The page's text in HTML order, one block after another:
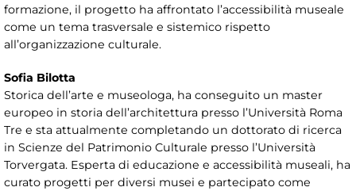
formazione, il progetto ha affrontato l’accessibilità museale
come un tema trasversale e sistemico rispetto
all’organizzazione culturale.
Sofia Bilotta
Storica dell’arte e museologa, ha conseguito un master
europeo in storia dell’architettura presso l’Università Roma
Tre e sta attualmente completando un dottorato di ricerca
in Scienze del Patrimonio Culturale presso l’Università
Torvergata. Esperta di educazione e accessibilità museali, ha
curato progetti per diversi musei e partecipato come